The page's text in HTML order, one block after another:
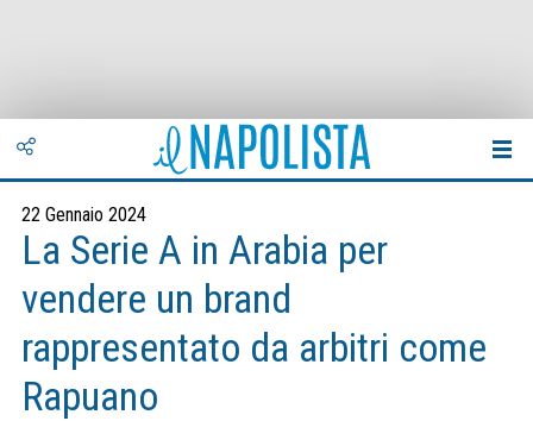
22 Gennaio 2024
La Serie A in Arabia per
vendere un brand
rappresentato da arbitri come
Rapuano